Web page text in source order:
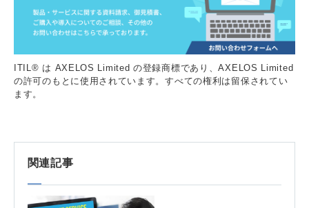
ITIL® は AXELOS Limited の登録商標であり、AXELOS Limited
の許可のもとに使用されています。すべての権利は留保されてい
ます。
関連記事